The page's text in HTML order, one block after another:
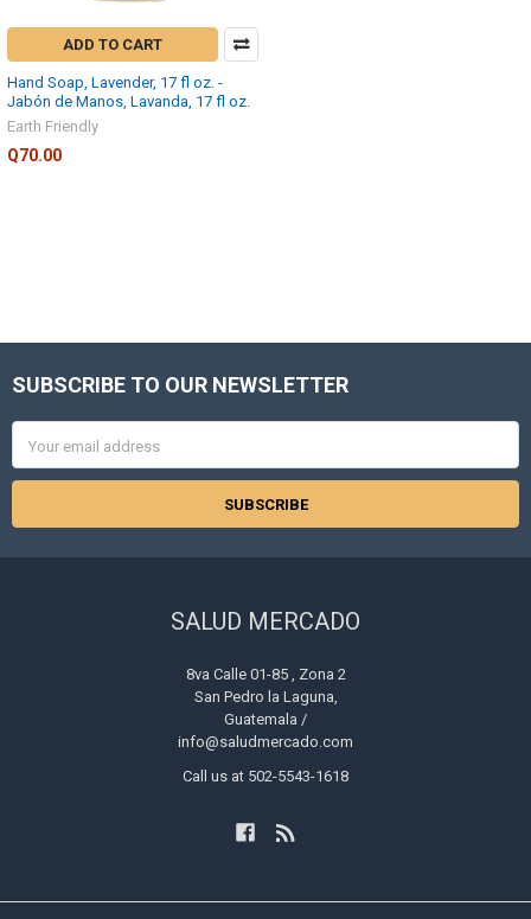
ADD TO CART
Hand Soap, Lavender, 17 fl oz. -
Jabón de Manos, Lavanda, 17 fl oz.
Earth Friendly
Q70.00
Footer
SUBSCRIBE TO OUR NEWSLETTER
Address
SALUD MERCADO
8va Calle 01-85 , Zona 2
San Pedro la Laguna,
Guatemala /
info@saludmercado.com
Call us at 502-5543-1618